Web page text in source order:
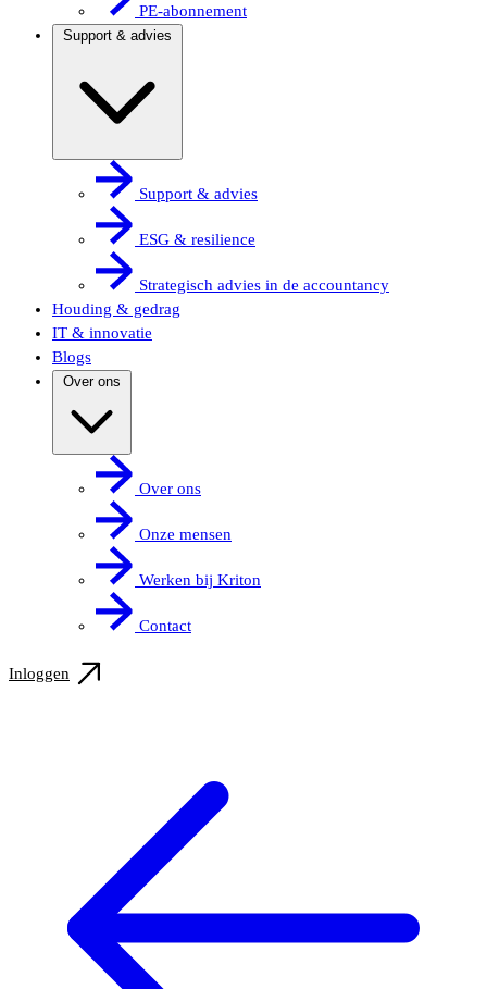
PE-abonnement
Support & advies
Support & advies
ESG & resilience
Strategisch advies in de accountancy
Houding & gedrag
IT & innovatie
Blogs
Over ons
Over ons
Onze mensen
Werken bij Kriton
Contact
Inloggen